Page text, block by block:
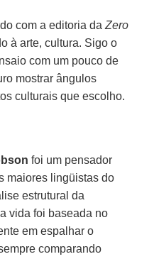
com a editoria daZero
à arte, cultura. Sigo o
com um pouco de
mostrar ângulos
culturais que escolho.
foi um pensador
maiores lingüistas do
estrutural da
vida foi baseada no
em espalhar o
comparando